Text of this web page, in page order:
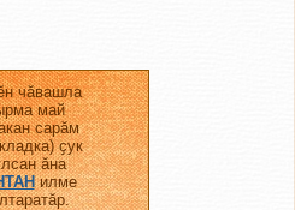
чӑвашла
май
сарӑм
ҫук
ӑна
илме